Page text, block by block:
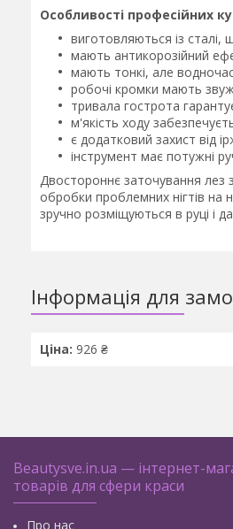
Особливості професійних
виготовляються із сталі,
мають антикорозійний
мають тонкі, але водночас
робочі кромки мають
тривала гострота
м'якість ходу
є додатковий захист від
інструмент має потужні
Двостороннє заточування лез
обробки проблемних нігтів на
зручно розміщуються в руці і
Інформація для
Ціна: 926 ₴
Beautysve.in.ua — інтернет-
товарів для сфери краси
Про нас